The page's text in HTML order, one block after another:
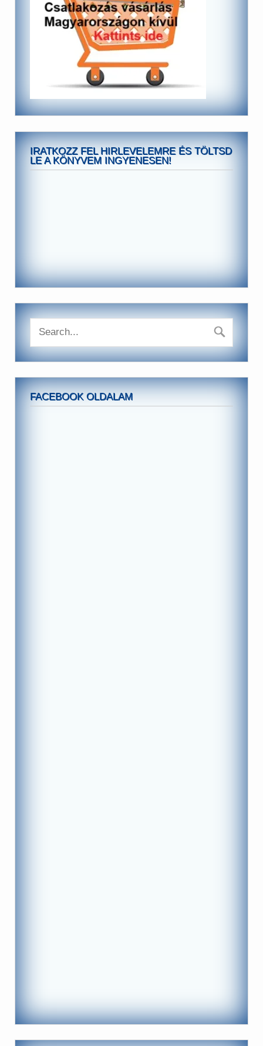
IRATKOZZ FEL HIRLEVELEMRE ÉS TÖLTSD
LE A KÖNYVEM INGYENESEN!
FACEBOOK OLDALAM